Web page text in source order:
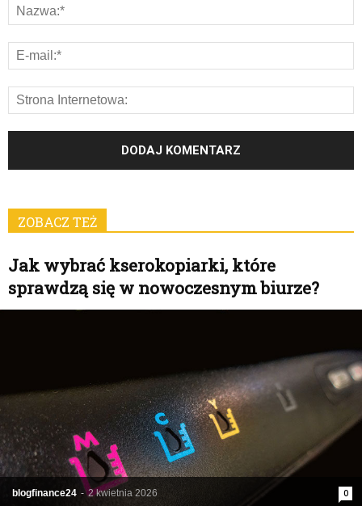
ZOBACZ TEŻ
Jak wybrać kserokopiarki, które
sprawdzą się w nowoczesnym biurze?
blogfinance24 - 2 kwietnia 2026 0